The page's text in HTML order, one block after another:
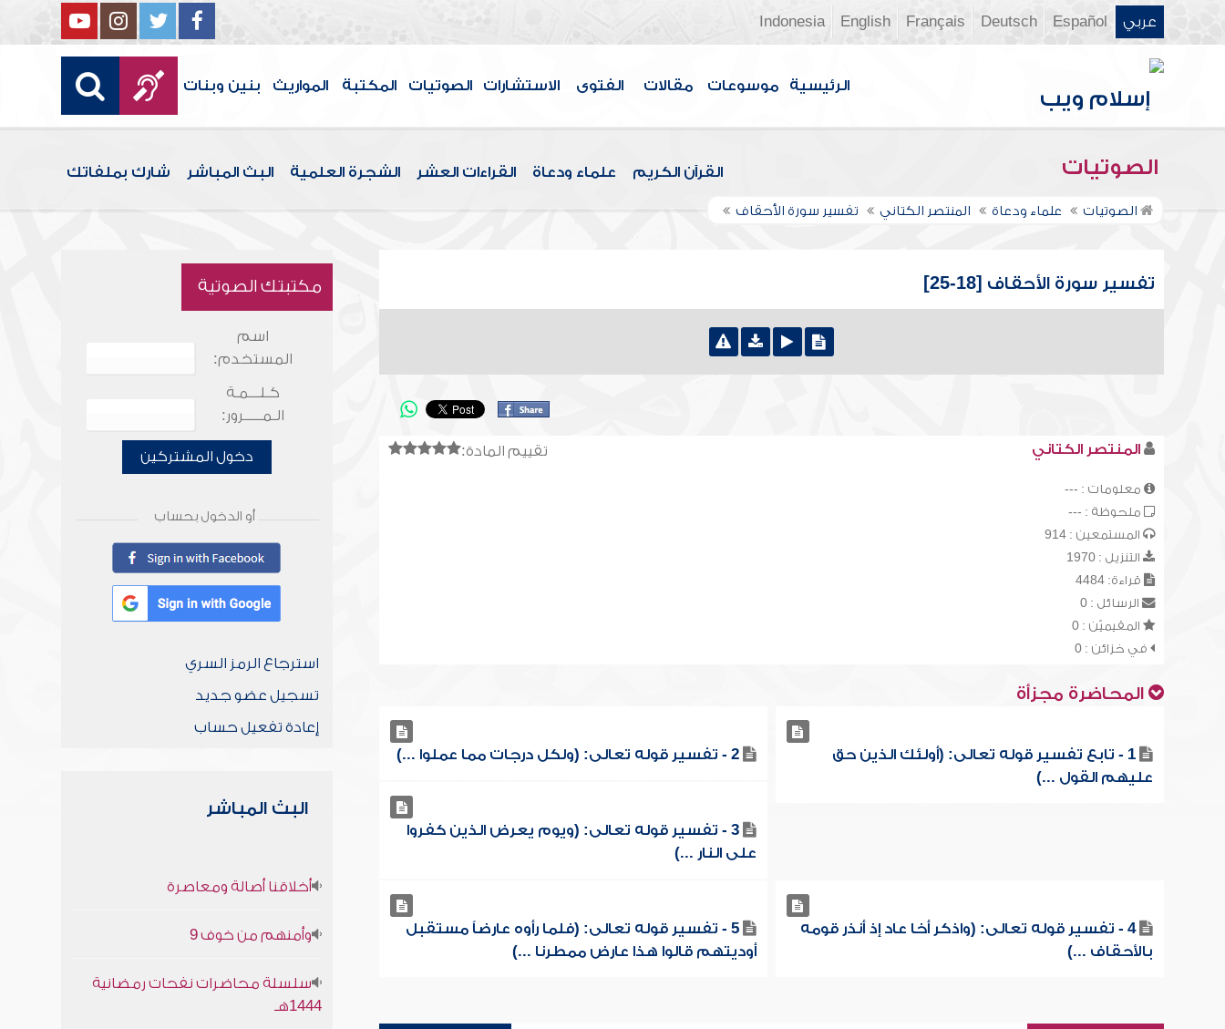
عربي Español
Deutsch
Français
English
Indonesia
الرئيسية موسوعات مقالات الفتوى الاستشارات الصوتيات المكتبة المواريث بنين وبنات
الصوتيات القرآن الكريم علماء ودعاة القراءات العشر الشجرة العلمية البث المباشر شارك بملفاتك
الصوتيات علماء ودعاة المنتصر الكتاني تفسير سورة الأحقاف
تفسير سورة الأحقاف [18-25]
تقييم المادة: المنتصر الكتاني
معلومات : ---
ملحوظة : ---
المستمعين : 914
التنزيل : 1970
قراءة: 4484
الرسائل : 0
المقيميّن : 0
في خزائن : 0
المحاضرة مجزأة
1 - تابع تفسير قوله تعالى: (أولئك الذين حق
عليهم القول ...)
2 - تفسير قوله تعالى: (ولكل درجات مما عملوا ...)
3 - تفسير قوله تعالى: (ويوم يعرض الذين كفروا
على النار ...)
4 - تفسير قوله تعالى: (واذكر أخا عاد إذ أنذر قومه
بالأحقاف ...)
5 - تفسير قوله تعالى: (فلما رأوه عارضاً مستقبل
أوديتهم قالوا هذا عارض ممطرنا ...)
مكتبتك الصوتية
اسم
المستخدم:
كـلـــمـة
الـمـــــرور:
دخول المشتركين
أو الدخول بحساب
استرجاع الرمز السري
تسجيل عضو جديد
إعادة تفعيل حساب
البث المباشر
أخلاقنا أصالة ومعاصرة
وأمنهم من خوف 9
سلسلة محاضرات نفحات رمضانية
1444هـ